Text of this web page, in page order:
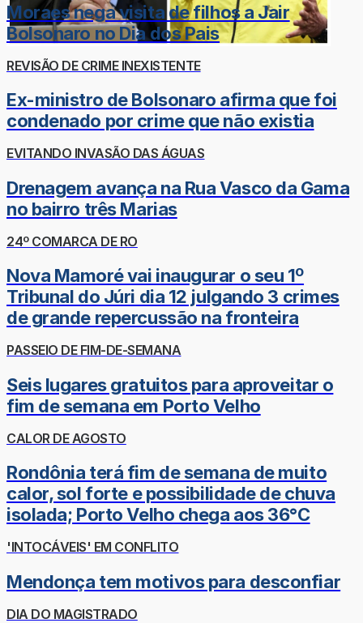
Moraes nega visita de filhos a Jair
Bolsonaro no Dia dos Pais
REVISÃO DE CRIME INEXISTENTE
Ex-ministro de Bolsonaro afirma que foi
condenado por crime que não existia
EVITANDO INVASÃO DAS ÁGUAS
Drenagem avança na Rua Vasco da Gama
no bairro três Marias
24º COMARCA DE RO
Nova Mamoré vai inaugurar o seu 1º
Tribunal do Júri dia 12 julgando 3 crimes
de grande repercussão na fronteira
PASSEIO DE FIM-DE-SEMANA
Seis lugares gratuitos para aproveitar o
fim de semana em Porto Velho
CALOR DE AGOSTO
Rondônia terá fim de semana de muito
calor, sol forte e possibilidade de chuva
isolada; Porto Velho chega aos 36°C
'INTOCÁVEIS' EM CONFLITO
Mendonça tem motivos para desconfiar
DIA DO MAGISTRADO